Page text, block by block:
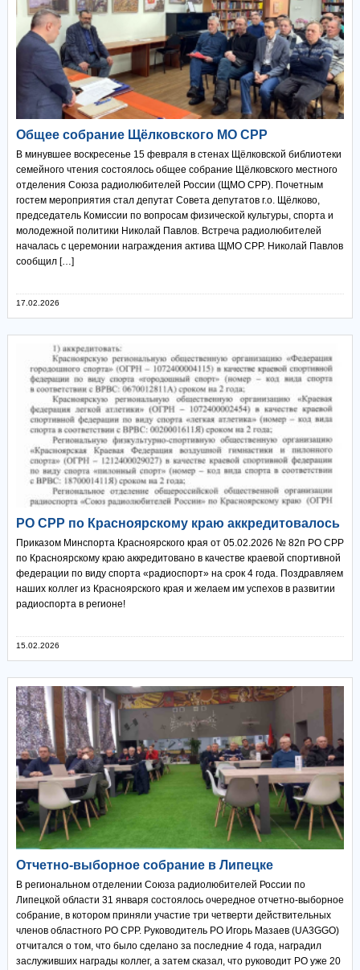
Общее собрание Щёлковского МО СРР
В минувшее воскресенье 15 февраля в стенах Щёлковской библиотеки
семейного чтения состоялось общее собрание Щёлковского местного
отделения Союза радиолюбителей России (ЩМО СРР). Почетным
гостем мероприятия стал депутат Совета депутатов г.о. Щёлково,
председатель Комиссии по вопросам физической культуры, спорта и
молодежной политики Николай Павлов. Встреча радиолюбителей
началась с церемонии награждения актива ЩМО СРР. Николай Павлов
сообщил […]
17.02.2026
РО СРР по Красноярскому краю аккредитовалось
Приказом Минспорта Красноярского края от 05.02.2026 № 82п РО СРР
по Красноярскому краю аккредитовано в качестве краевой спортивной
федерации по виду спорта «радиоспорт» на срок 4 года. Поздравляем
наших коллег из Красноярского края и желаем им успехов в развитии
радиоспорта в регионе!
15.02.2026
Отчетно-выборное собрание в Липецке
В региональном отделении Союза радиолюбителей России по
Липецкой области 31 января состоялось очередное отчетно-выборное
собрание, в котором приняли участие три четверти действительных
членов областного РО СРР. Руководитель РО Игорь Мазаев (UA3GGO)
отчитался о том, что было сделано за последние 4 года, наградил
заслуживших награды коллег, а затем сказал, что руководит РО уже 20